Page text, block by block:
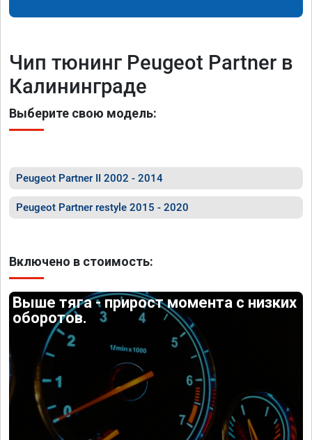
Чип тюнинг Peugeot Partner в
Калининграде
Выберите свою модель:
Peugeot Partner II 2002 - 2014
Peugeot Partner restyle 2015 - 2020
Включено в стоимость:
Выше тяга - прирост момента с низких
оборотов.